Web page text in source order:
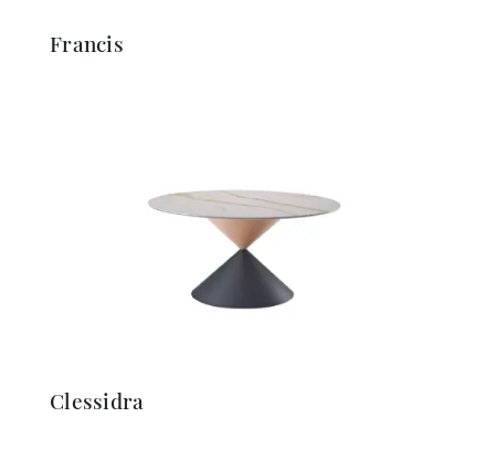
Francis
Clessidra